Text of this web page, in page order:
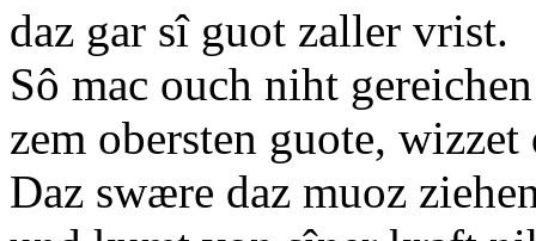
daz gar sî guot zaller vrist.
Sô mac ouch niht
zem obersten guote,
Daz swære daz muoz